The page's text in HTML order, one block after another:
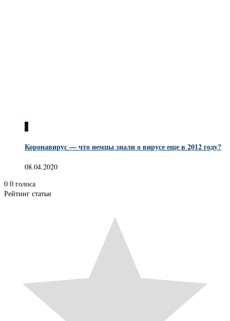
0
Коронавирус — что немцы знали о вирусе еще в 2012 году?
08.04.2020
0 0 голоса
Рейтинг статьи